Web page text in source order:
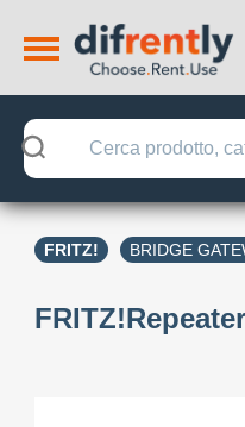
FRITZ! BRIDGE